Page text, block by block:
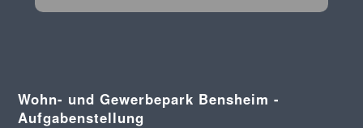
Wohn- und Gewerbepark Bensheim -
Aufgabenstellung